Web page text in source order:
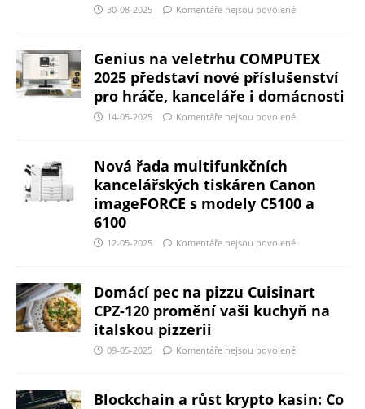
30-08-2025 Komentáře nejsou povolené
Genius na veletrhu COMPUTEX
2025 představí nové příslušenství
pro hráče, kanceláře i domácnosti
14-05-2025 Komentáře nejsou povolené
Nová řada multifunkčních
kancelářských tiskáren Canon
imageFORCE s modely C5100 a
6100
12-05-2025 Komentáře nejsou povolené
Domácí pec na pizzu Cuisinart
CPZ-120 promění vaši kuchyň na
italskou pizzerii
09-05-2025 Komentáře nejsou povolené
Blockchain a růst krypto kasin: Co